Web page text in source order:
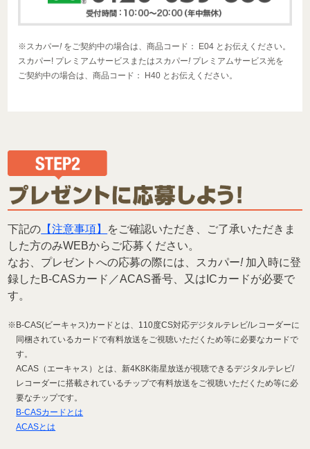
※スカパー! をご契約中の場合は、商品コード： E04 とお伝えください。
スカパー! プレミアムサービスまたはスカパー! プレミアムサービス光を
ご契約中の場合は、商品コード： H40 とお伝えください。
下記の 【注意事項】
をご確認いただき、ご了承いただきま
した方のみWEBからご応募ください。
なお、プレゼントへの応募の際には、スカパー!加入時に登
録したB-CASカード／ACAS番号、又はICカードが必要で
す。
※B-CAS(ビーキャス)カードとは、110度CS対応デジタルテレビ/レコーダーに
同梱されているカードで有料放送をご視聴いただくため等に必要なカードで
す。
ACAS（エーキャス）とは、新4K8K衛星放送が視聴できるデジタルテレビ/
レコーダーに搭載されているチップで有料放送をご視聴いただくため等に必
要なチップです。
B-CASカードとは
ACASとは